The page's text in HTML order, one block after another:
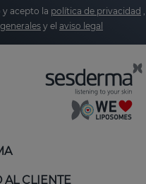
y acepto la política de privacidad
y el aviso legal
AL CLIENTE